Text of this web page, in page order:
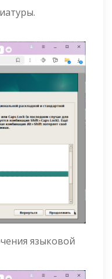
языковой